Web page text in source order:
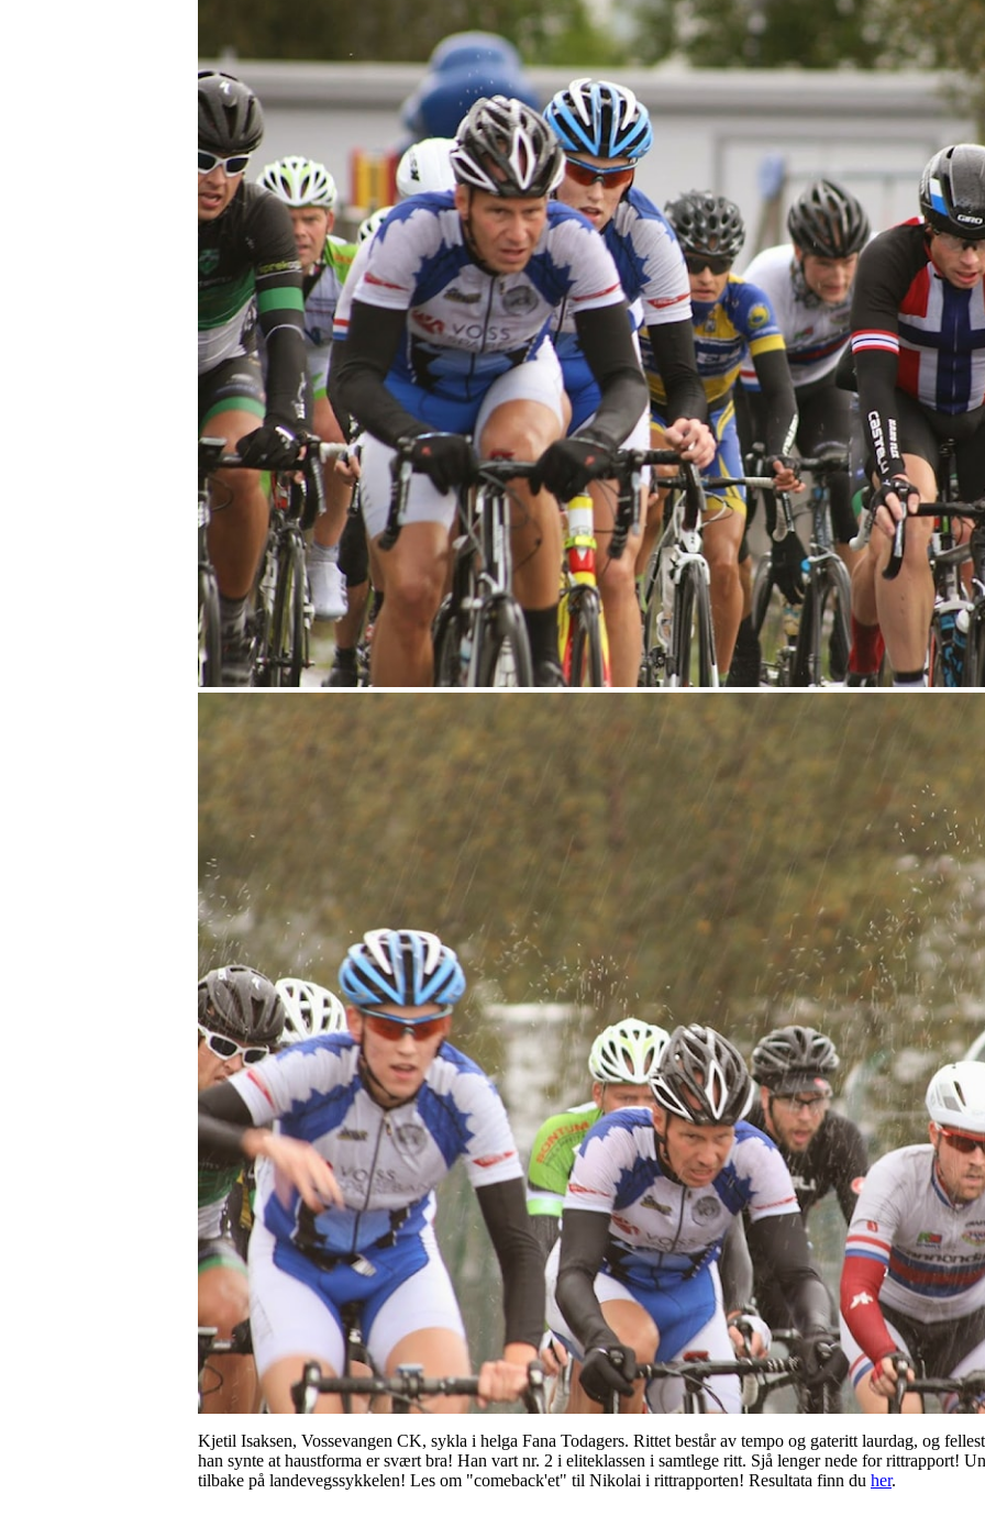
Kjetil Isaksen, Vossevangen CK, sykla i helga Fana Todagers. Rittet består av tempo og gateritt laurdag, og
han synte at haustforma er svært bra! Han vart nr. 2 i eliteklassen i samtlege ritt. Sjå lenger nede for rittrapport!
tilbake på landevegssykkelen! Les om "comeback'et" til Nikolai i rittrapporten! Resultata finn du her.